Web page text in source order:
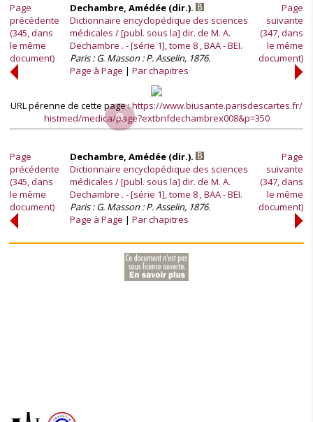
Page
précédente
(345, dans
le même
document)
Dechambre, Amédée (dir.).
Dictionnaire encyclopédique des sciences
médicales / [publ. sous la] dir. de M. A.
Dechambre . - [série 1], tome 8 , BAA - BEI.
Paris : G. Masson : P. Asselin, 1876.
Page à Page
Par chapitres
Page
suivante
(347, dans
le même
document)
URL pérenne de cette page :https://www.biusante.parisdescartes.fr/
histmed/medica/page?extbnfdechambrex008&p=350
Page
précédente
(345, dans
le même
document)
Dechambre, Amédée (dir.).
Dictionnaire encyclopédique des sciences
médicales / [publ. sous la] dir. de M. A.
Dechambre . - [série 1], tome 8 , BAA - BEI.
Paris : G. Masson : P. Asselin, 1876.
Page à Page
Par chapitres
Page
suivante
(347, dans
le même
document)